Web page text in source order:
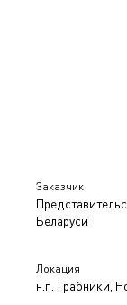
Заказчик
Беларуси
Локация
н.п. Грабники,